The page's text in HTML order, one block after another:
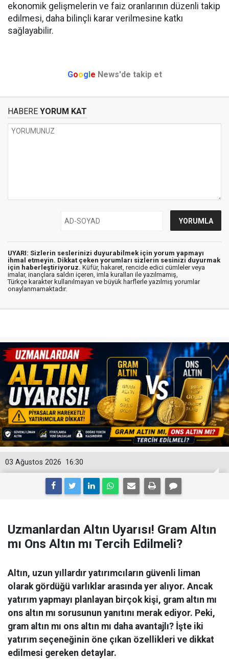
ekonomik gelişmelerin ve faiz oranlarının düzenli takip
edilmesi, daha bilinçli karar verilmesine katkı
sağlayabilir.
Goog e News'de takip et
HABERE YORUM KAT
UYARI: Sizlerin seslerinizi duyurabilmek için yorum yapmayı
ihmal etmeyin. Dikkat çeken yorumları sizlerin sesinizi duyurmak
için haberleştiriyoruz. Küfür, hakaret, rencide edici cümleler veya
imalar, inançlara saldırı içeren, imla kuralları ile yazılmamış,
Türkçe karakter kullanılmayan ve büyük harflerle yazılmış yorumlar
onaylanmamaktadır.
16:30
03 Ağustos 2026
Uzmanlardan Altın Uyarısı! Gram Altın
mı Ons Altın mı Tercih Edilmeli?
Altın, uzun yıllardır yatırımcıların güvenli liman
olarak gördüğü varlıklar arasında yer alıyor. Ancak
yatırım yapmayı planlayan birçok kişi, gram altın mı
ons altın mı sorusunun yanıtını merak ediyor. Peki,
gram altın mı ons altın mı daha avantajlı? İşte iki
yatırım seçeneğinin öne çıkan özellikleri ve dikkat
edilmesi gereken detaylar.